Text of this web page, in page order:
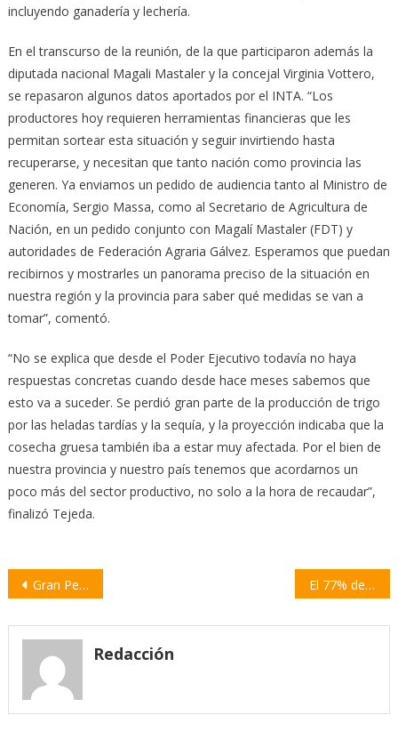
incluyendo ganadería y lechería.
En el transcurso de la reunión, de la que participaron además la
diputada nacional Magali Mastaler y la concejal Virginia Vottero,
se repasaron algunos datos aportados por el INTA. “Los
productores hoy requieren herramientas financieras que les
permitan sortear esta situación y seguir invirtiendo hasta
recuperarse, y necesitan que tanto nación como provincia las
generen. Ya enviamos un pedido de audiencia tanto al Ministro de
Economía, Sergio Massa, como al Secretario de Agricultura de
Nación, en un pedido conjunto con Magalí Mastaler (FDT) y
autoridades de Federación Agraria Gálvez. Esperamos que puedan
recibirnos y mostrarles un panorama preciso de la situación en
nuestra región y la provincia para saber qué medidas se van a
tomar”, comentó.
“No se explica que desde el Poder Ejecutivo todavía no haya
respuestas concretas cuando desde hace meses sabemos que
esto va a suceder. Se perdió gran parte de la producción de trigo
por las heladas tardías y la sequía, y la proyección indicaba que la
cosecha gruesa también iba a estar muy afectada. Por el bien de
nuestra provincia y nuestro país tenemos que acordarnos un
poco más del sector productivo, no solo a la hora de recaudar”,
finalizó Tejeda.
Navegación
entradas
Gran Peña Folclórica a beneficio del Hogar de Ancianos de Sargento Cabral El 77% de trabajadores de salud de la provincia recibieron consultas sobre el cannabis medicinal
Redacción